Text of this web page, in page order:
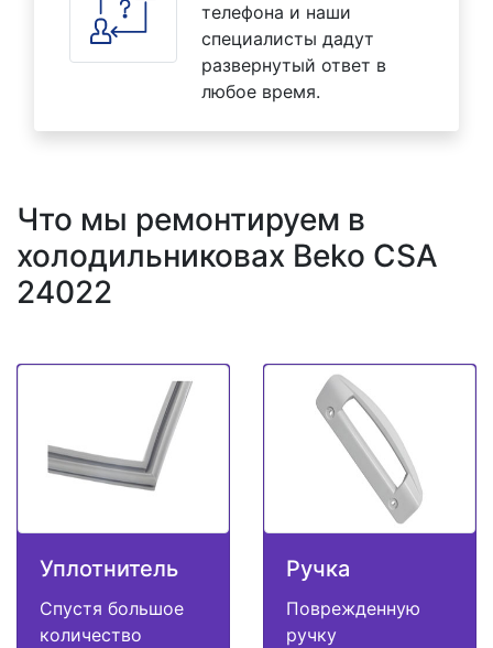
телефона и наши
специалисты дадут
развернутый ответ в
любое время.
Что мы ремонтируем в
холодильниковах Beko CSA
24022
Уплотнитель
Спустя большое
количество
Ручка
Поврежденную
ручку